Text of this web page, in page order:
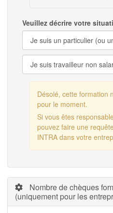
Veuillez décrire votre
Désolé, cette formation
pour le moment.
Si vous êtes
pouvez faire une
INTRA dans votre
Nombre de chèques
(uniquement pour les